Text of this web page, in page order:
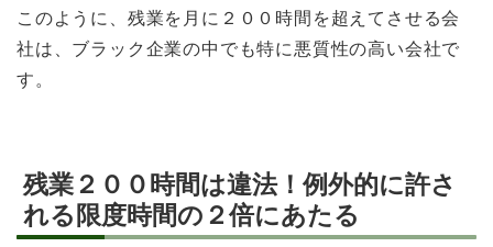
このように、残業を月に２００時間を超えてさせる会
社は、ブラック企業の中でも特に悪質性の高い会社で
す。
残業２００時間は違法！例外的に許さ
れる限度時間の２倍にあたる